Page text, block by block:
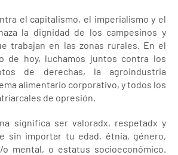
el capitalismo, el imperialismo y el
la dignidad de los campesinos y
trabajan en las zonas rurales. En el
de hoy, luchamos juntos contra los
de derechas, la agroindustria
alimentario corporativo, y todos los
de opresión.
significa ser valoradx, respetadx y
sin importar tu edad, étnia, género,
o mental, o estatus socioeconómico.